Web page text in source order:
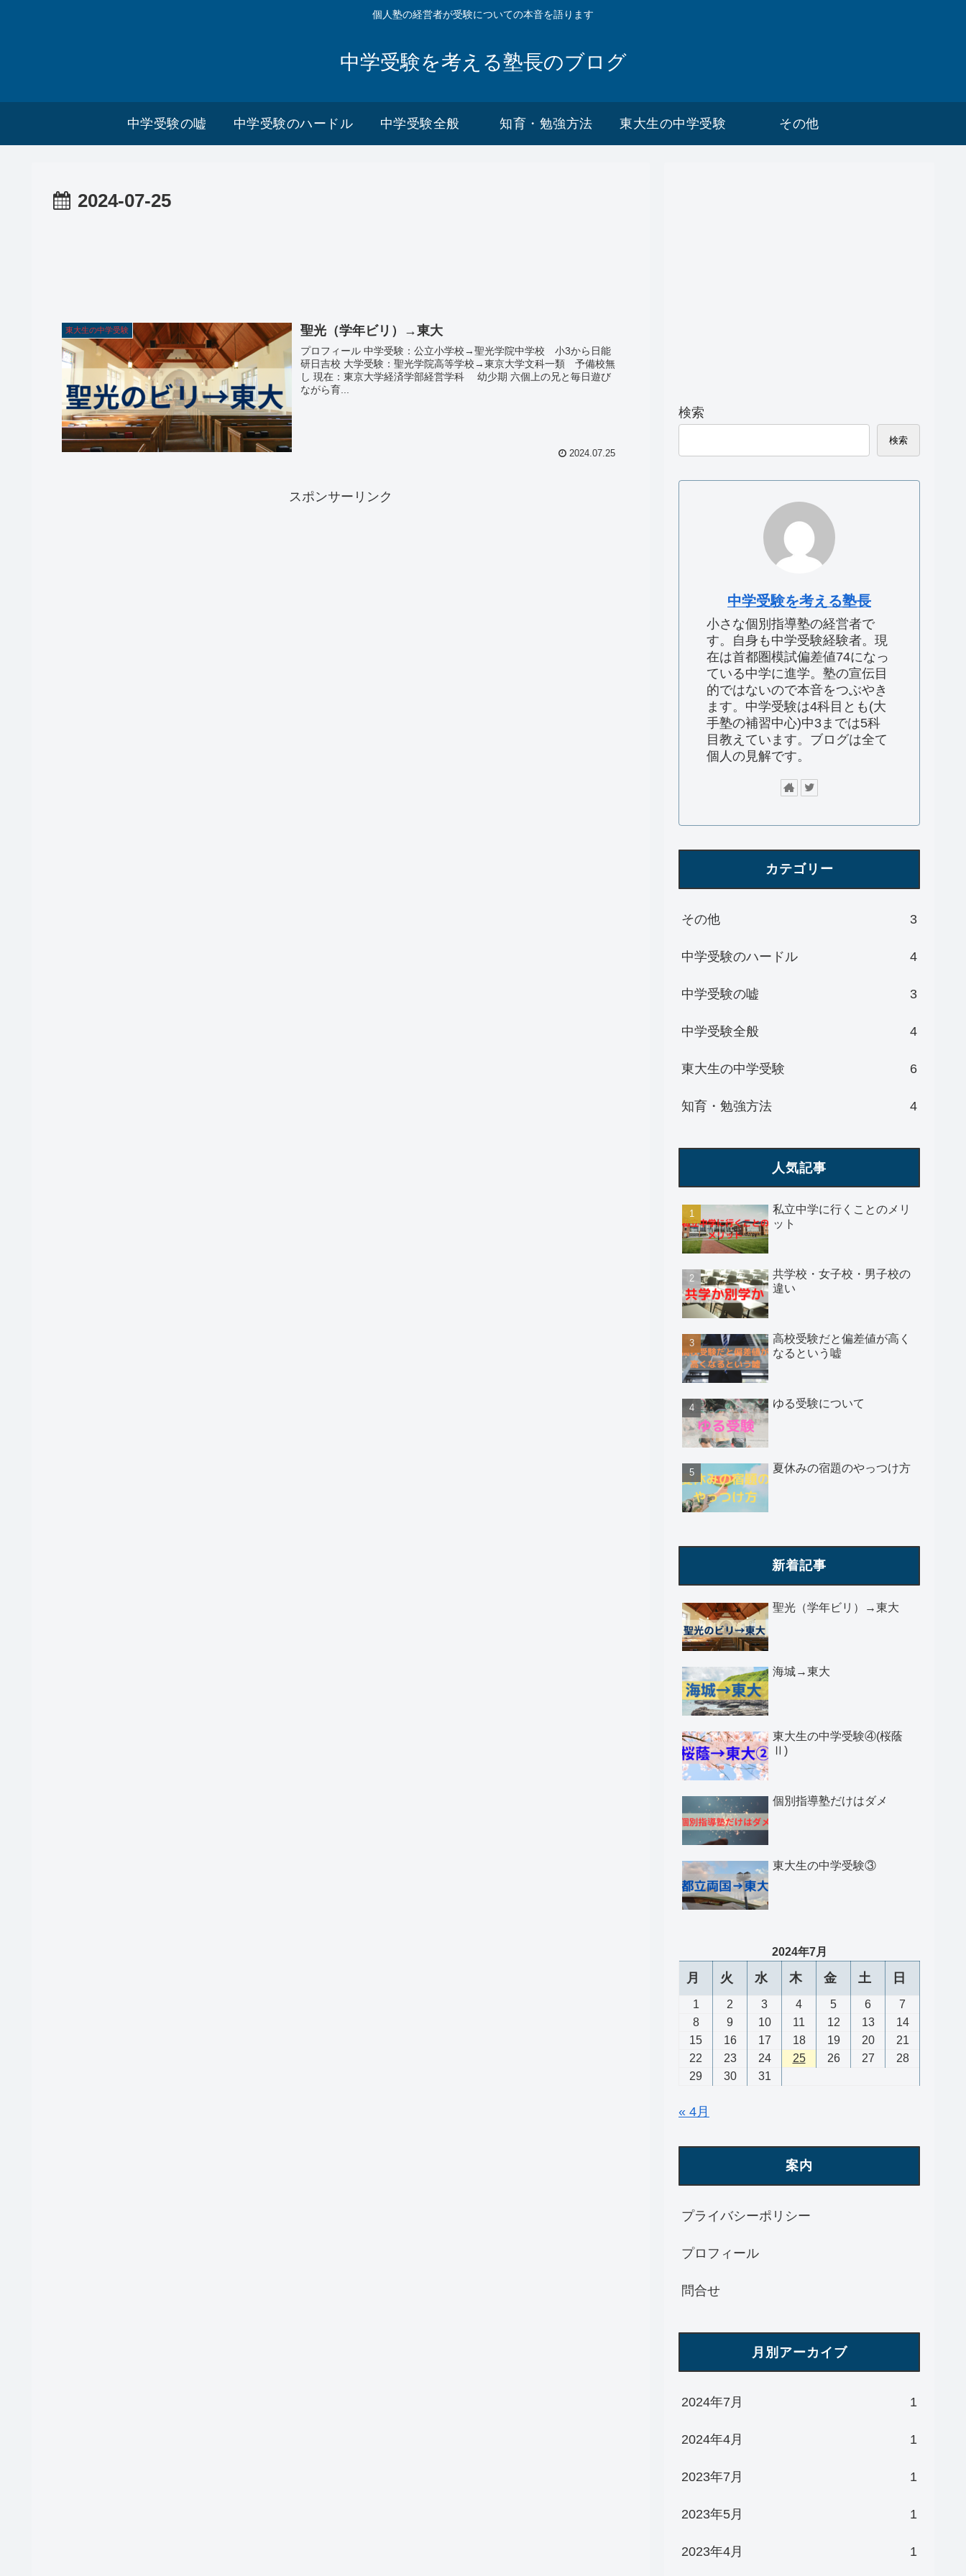
個人塾の経営者が受験についての本音を語ります
中学受験を考える塾長のブログ
中学受験の嘘 中学受験のハードル 中学受験全般 知育・勉強方法 東大生の中学受験 その他
2024-07-25
東大生の中学受験 聖光（学年ビリ）→東大
プロフィール 中学受験：公立小学校→聖光学院中学校 小3から日能
研日吉校 大学受験：聖光学院高等学校→東京大学文科一類 予備校無
し 現在：東京大学経済学部経営学科 幼少期 六個上の兄と毎日遊び
ながら育...
2024.07.25
スポンサーリンク
検索
検索
中学受験を考える塾長
小さな個別指導塾の経営者で
す。自身も中学受験経験者。現
在は首都圏模試偏差値74になっ
ている中学に進学。塾の宣伝目
的ではないので本音をつぶやき
ます。中学受験は4科目とも(大
手塾の補習中心)中3までは5科
目教えています。ブログは全て
個人の見解です。
カテゴリー
その他 3
中学受験のハードル 4
中学受験の嘘 3
中学受験全般 4
東大生の中学受験 6
知育・勉強方法 4
人気記事
私立中学に行くことのメリ
ット
共学校・女子校・男子校の
違い
高校受験だと偏差値が高く
なるという嘘
ゆる受験について
夏休みの宿題のやっつけ方
新着記事
聖光（学年ビリ）→東大
海城→東大
東大生の中学受験④(桜蔭
Ⅱ)
個別指導塾だけはダメ
東大生の中学受験③
2024年7月
月 火 水 木 金 土 日
1 2 3 4 5 6
7
8
9 10 11 12 13
14
15
16 17 18 19 20
21
22
23 24 25 26 27
28
29
30 31
« 4月
案内
プライバシーポリシー
プロフィール
問合せ
月別アーカイブ
2024年7月 1
2024年4月 1
2023年7月 1
2023年5月 1
2023年4月 1